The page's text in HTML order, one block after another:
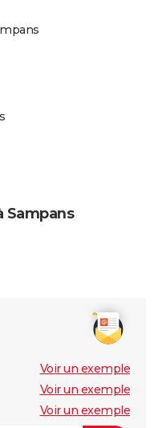
Sampans
Voir un exemple
Voir un exemple
Voir un exemple